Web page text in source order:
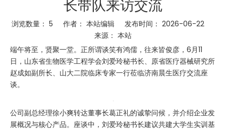
长带队来访交流
浏览数量： 5 作者： 本站编辑 发布时间： 2026-06-22
来源： 本站
端午将至，贤聚一堂。正所谓谈笑有鸿儒，往来皆俊彦，6月11
日，山东省生物医学工程学会刘爱玲秘书长、原省医疗器械研究所
赵成如副所长、山大二院临床专家一行莅临济南晨生医疗交流座
谈。
公司副总经理徐小爽转达董事长葛正礼的诚挚问候，并介绍企业发
展概况与核心产品。座谈中，刘爱玲秘书长建议共建大学生实训基